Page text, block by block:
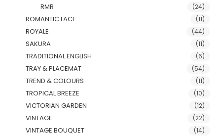
RMR (24)
ROMANTIC LACE (11)
ROYALE (44)
SAKURA (11)
TRADITIONAL ENGLISH (6)
TRAY & PLACEMAT (54)
TREND & COLOURS (11)
TROPICAL BREEZE (10)
VICTORIAN GARDEN (12)
VINTAGE (22)
VINTAGE BOUQUET (14)